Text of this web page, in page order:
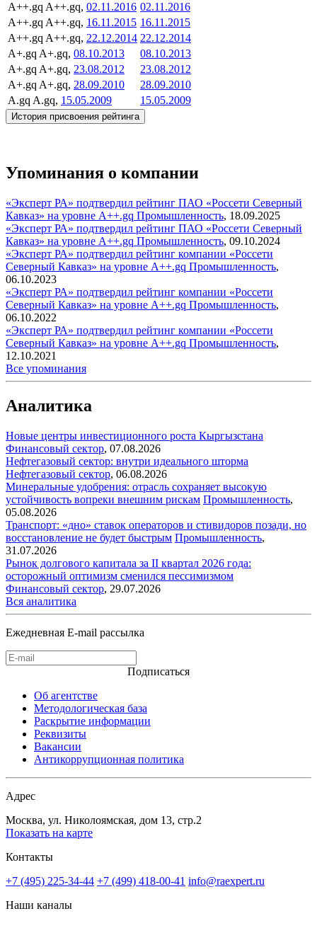
A++.gq A++.gq, 02.11.2016 02.11.2016
A++.gq A++.gq, 16.11.2015 16.11.2015
A++.gq A++.gq, 22.12.2014 22.12.2014
A+.gq A+.gq, 08.10.2013
08.10.2013
A+.gq A+.gq, 23.08.2012
23.08.2012
A+.gq A+.gq, 28.09.2010
28.09.2010
A.gq A.gq, 15.05.2009 15.05.2009
История присвоения рейтинга
Упоминания о компании
«Эксперт РА» подтвердил рейтинг ПАО «Россети Северный
Кавказ» на уровне А++.gq Промышленность, 18.09.2025
«Эксперт РА» подтвердил рейтинг ПАО «Россети Северный
Кавказ» на уровне А++.gq Промышленность, 09.10.2024
«Эксперт РА» подтвердил рейтинг компании «Россети
Северный Кавказ» на уровне А++.gq Промышленность,
06.10.2023
«Эксперт РА» подтвердил рейтинг компании «Россети
Северный Кавказ» на уровне А++.gq Промышленность,
06.10.2022
«Эксперт РА» подтвердил рейтинг компании «Россети
Северный Кавказ» на уровне А++.gq Промышленность,
12.10.2021
Все упоминания
Аналитика
Новые центры инвестиционного роста Кыргызстана
Финансовый сектор, 07.08.2026
Нефтегазовый сектор: внутри идеального шторма
Нефтегазовый сектор, 06.08.2026
Минеральные удобрения: отрасль сохраняет высокую
устойчивость вопреки внешним рискам Промышленность,
05.08.2026
Транспорт: «дно» ставок операторов и стивидоров позади, но
восстановление не будет быстрым Промышленность,
31.07.2026
Рынок долгового капитала за II квартал 2026 года:
осторожный оптимизм сменился пессимизмом
Финансовый сектор, 29.07.2026
Вся аналитика
Ежедневная E-mail рассылка
Подписаться
Об агентстве
Методологическая база
Раскрытие информации
Реквизиты
Вакансии
Антикоррупционная политика
Адрес
Москва, ул. Николоямская, дом 13, стр.2
Показать на карте
Контакты
+7 (495) 225-34-44 +7 (499) 418-00-41 info@raexpert.ru
Наши каналы